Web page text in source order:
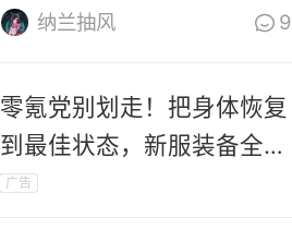
魔？纳兰抽风 9
零氪党别划走！把身体恢复
到最佳状态，新服装备全靠
打！
广告